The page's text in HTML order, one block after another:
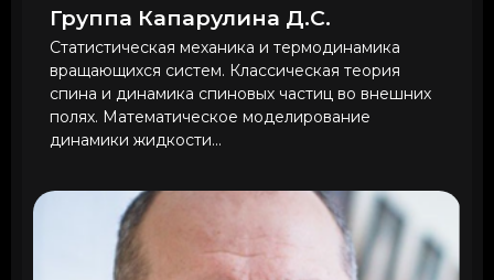
Группа Капарулина Д.С.
Статистическая механика и термодинамика
вращающихся систем. Классическая теория
спина и динамика спиновых частиц во внешних
полях. Математическое моделирование
динамики жидкости...